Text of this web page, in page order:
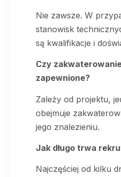
Nie zawsze. W
stanowisk
są kwalifikacje i
Czy
zapewnione?
Zależy od projektu,
obejmuje
jego znalezieniu.
Jak długo trwa
Najczęściej od kilku